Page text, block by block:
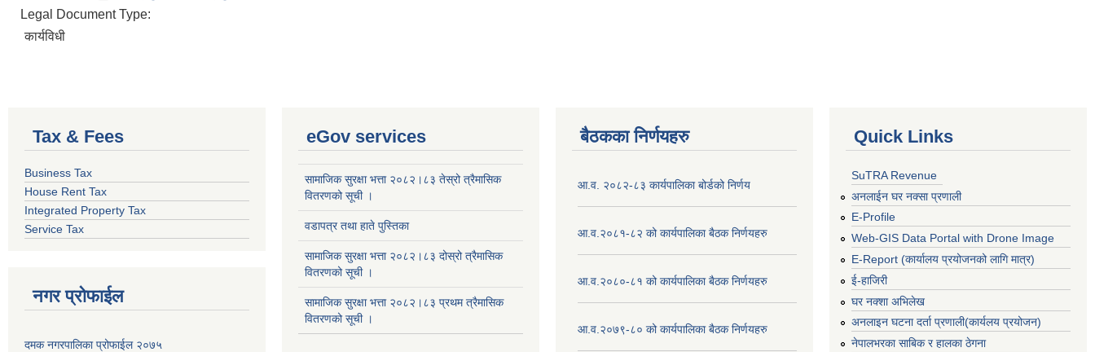
Legal Document Type:
कार्यविधी
Tax & Fees
Business Tax
House Rent Tax
Integrated Property Tax
Service Tax
नगर प्रोफाईल
दमक नगरपालिका प्रोफाईल २०७५
eGov services
सामाजिक सुरक्षा भत्ता २०८२।८३ तेस्रो त्रैमासिक
वितरणको सूची ।
वडापत्र तथा हाते पुस्तिका
सामाजिक सुरक्षा भत्ता २०८२।८३ दोस्रो त्रैमासिक
वितरणको सूची ।
सामाजिक सुरक्षा भत्ता २०८२।८३ प्रथम त्रैमासिक
वितरणको सूची ।
बैठकका निर्णयहरु
आ.व. २०८२-८३ कार्यपालिका बोर्डको निर्णय
आ.व.२०८१-८२ को कार्यपालिका बैठक निर्णयहरु
आ.व.२०८०-८१ को कार्यपालिका बैठक निर्णयहरु
आ.व.२०७९-८० को कार्यपालिका बैठक निर्णयहरु
Quick Links
SuTRA Revenue
अनलाईन घर नक्सा प्रणाली
E-Profile
Web-GIS Data Portal with Drone Image
E-Report (कार्यालय प्रयोजनको लागि मात्र)
ई-हाजिरी
घर नक्शा अभिलेख
अनलाइन घटना दर्ता प्रणाली(कार्यलय प्रयोजन)
नेपालभरका साबिक र हालका ठेगना